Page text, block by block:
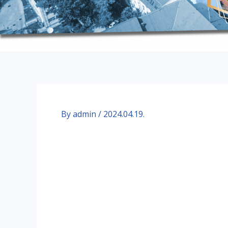
Byadmin / 2024.04.19.